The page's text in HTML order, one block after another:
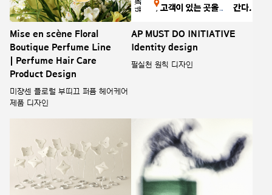
Mise en scène Floral
Boutique Perfume Line
| Perfume Hair Care
Product Design
미쟝센 플로럴 부띠끄 퍼퓸 헤어케어
제품 디자인
AP MUST DO INITIATIVE
Identity design
필실천 원칙 디자인